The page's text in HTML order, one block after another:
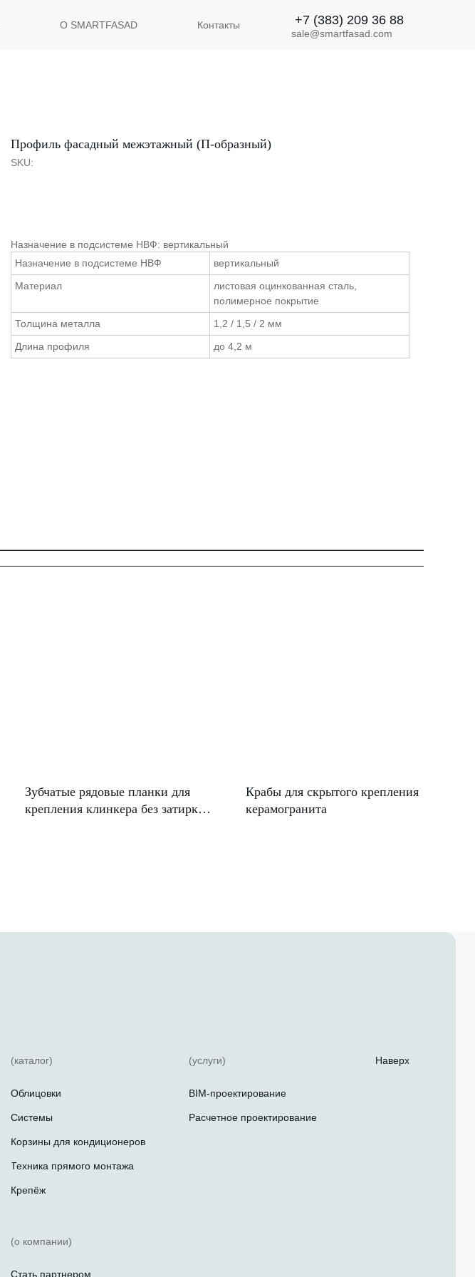
sale@smartfasad.com
+7 (383) 209 36 88
О SMARTFASAD Контакты
Профиль фасадный межэтажный (П-образный)
SKU:
Назначение в подсистеме НВФ: вертикальный
Назначение в подсистеме НВФ
вертикальный
Материал
листовая оцинкованная сталь,
полимерное покрытие
Толщина металла
1,2 / 1,5 / 2 мм
Длина профиля
до 4,2 м
Зубчатые рядовые планки для
крепления клинкера без затирки
Крабы для скрытого крепления
керамогранита
(каталог) (услуги)
(о компании)
Наверх
Облицовки
Системы
Корзины для кондиционеров
BIM-проектирование
Расчетное проектирование
Стать партнером
Техника прямого монтажа
Крепёж